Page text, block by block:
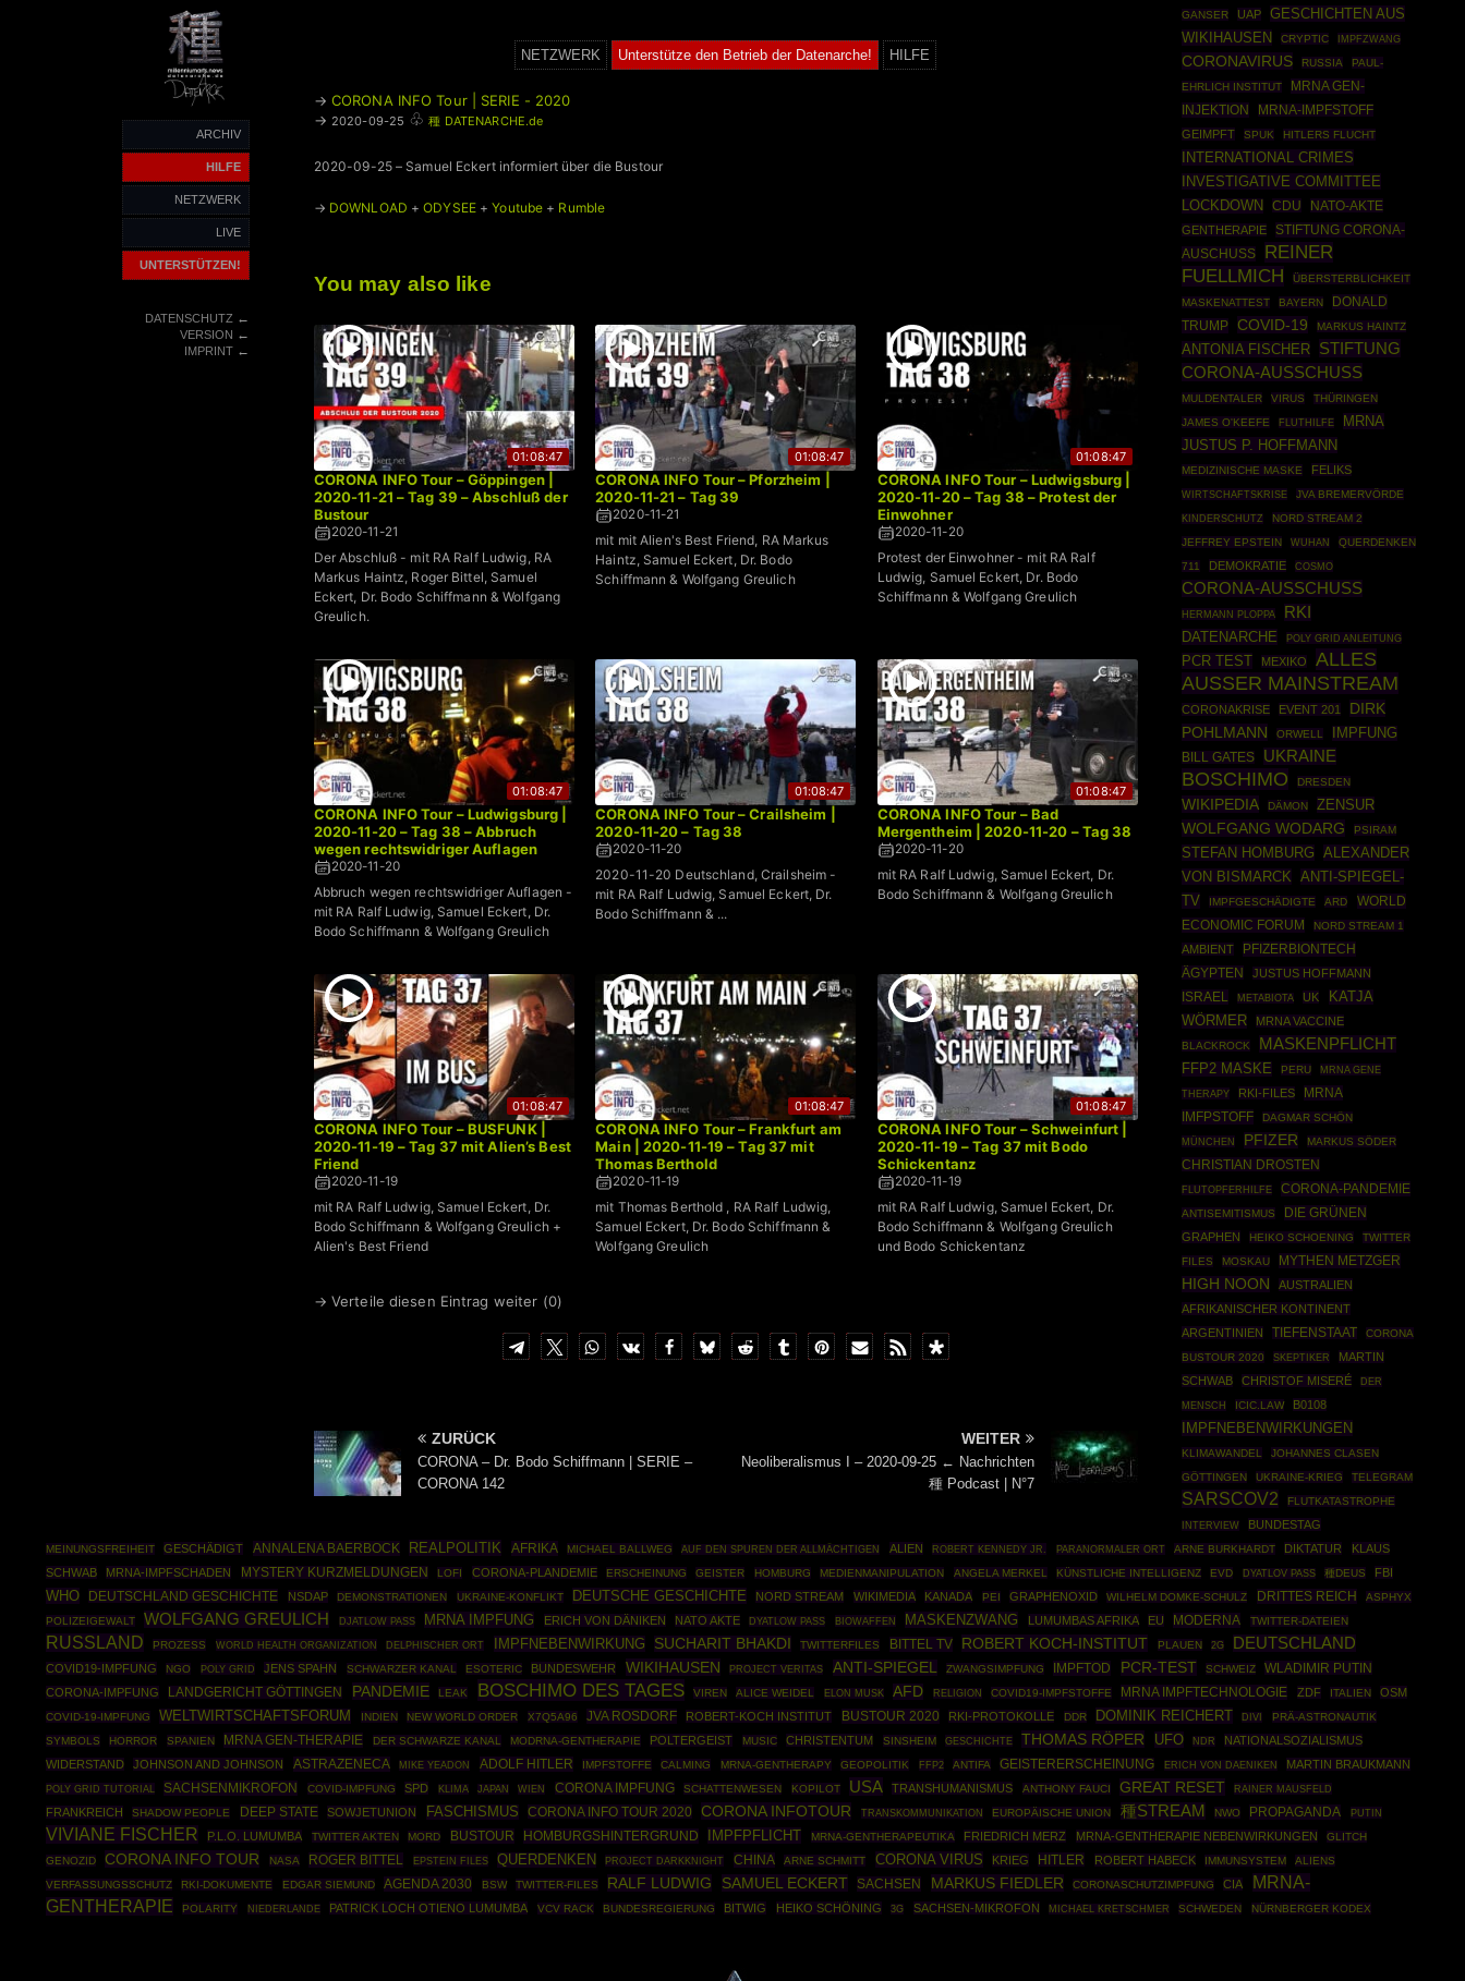
ARCHIV
HILFE
NETZWERK
LIVE
UNTERSTÜTZEN!
DATENSCHUTZ←
VERSION ←
IMPRINT←
NETZWERK Unterstütze den Betrieb der Datenarche! HILFE
→ CORONA INFO Tour | SERIE - 2020
→ 2020-09-25 ♧ 種 DATENARCHE.de
2020-09-25 – Samuel Eckert informiert über die Bustour
→ DOWNLOAD +ODYSEE+Youtube + Rumble
You may also like
01:08:47
CORONA INFO Tour – Göppingen |
2020-11-21 – Tag 39 – Abschluß der
Bustour
2020-11-21
Der Abschluß - mit RA Ralf Ludwig, RA
Markus Haintz, Roger Bittel, Samuel
Eckert, Dr. Bodo Schiffmann & Wolfgang
Greulich.
01:08:47
CORONA INFO Tour – Pforzheim |
2020-11-21 – Tag 39
2020-11-21
mit mit Alien's Best Friend, RA Markus
Haintz, Samuel Eckert, Dr. Bodo
Schiffmann & Wolfgang Greulich
01:08:47
CORONA INFO Tour – Ludwigsburg |
2020-11-20 – Tag 38 – Protest der
Einwohner
2020-11-20
Protest der Einwohner - mit RA Ralf
Ludwig, Samuel Eckert, Dr. Bodo
Schiffmann & Wolfgang Greulich
01:08:47
CORONA INFO Tour – Ludwigsburg |
2020-11-20 – Tag 38 – Abbruch
wegen rechtswidriger Auflagen
2020-11-20
Abbruch wegen rechtswidriger Auflagen -
mit RA Ralf Ludwig, Samuel Eckert, Dr.
Bodo Schiffmann & Wolfgang Greulich
01:08:47
CORONA INFO Tour – Crailsheim |
2020-11-20 – Tag 38
2020-11-20
2020-11-20 Deutschland, Crailsheim -
mit RA Ralf Ludwig, Samuel Eckert, Dr.
Bodo Schiffmann & ...
01:08:47
CORONA INFO Tour – Bad
Mergentheim | 2020-11-20 – Tag 38
2020-11-20
mit RA Ralf Ludwig, Samuel Eckert, Dr.
Bodo Schiffmann & Wolfgang Greulich
01:08:47
CORONA INFO Tour – BUSFUNK |
2020-11-19 – Tag 37 mit Alien’s Best
Friend
2020-11-19
mit RA Ralf Ludwig, Samuel Eckert, Dr.
Bodo Schiffmann & Wolfgang Greulich +
Alien's Best Friend
01:08:47
CORONA INFO Tour – Frankfurt am
Main | 2020-11-19 – Tag 37 mit
Thomas Berthold
2020-11-19
mit Thomas Berthold , RA Ralf Ludwig,
Samuel Eckert, Dr. Bodo Schiffmann &
Wolfgang Greulich
01:08:47
CORONA INFO Tour – Schweinfurt |
2020-11-19 – Tag 37 mit Bodo
Schickentanz
2020-11-19
mit RA Ralf Ludwig, Samuel Eckert, Dr.
Bodo Schiffmann & Wolfgang Greulich
und Bodo Schickentanz
→ Verteile diesen Eintrag weiter (0)
ZURÜCK
CORONA – Dr. Bodo Schiffmann | SERIE –
CORONA 142
WEITER
Neoliberalismus I – 2020-09-25 ← Nachrichten
種 Podcast | N°7
GANSER
UAP
GESCHICHTEN AUS
WIKIHAUSEN
CRYPTIC IMPFZWANG
CORONAVIRUS RUSSIA
PAUL-
EHRLICH INSTITUT
MRNA GEN-
INJEKTION
MRNA-IMPFSTOFF
GEIMPFT
SPUK HITLERS FLUCHT
INTERNATIONAL CRIMES
INVESTIGATIVE COMMITTEE
LOCKDOWN CDU NATO-AKTE
GENTHERAPIE
STIFTUNG CORONA-
AUSCHUSS
REINER
FUELLMICH
ÜBERSTERBLICHKEIT
MASKENATTEST
BAYERN
DONALD
TRUMP
COVID-19 MARKUS HAINTZ
ANTONIA FISCHER
STIFTUNG
CORONA-AUSSCHUSS
MULDENTALER VIRUS
THÜRINGEN
JAMES O'KEEFE
FLUTHILFE
MRNA
JUSTUS P. HOFFMANN
MEDIZINISCHE MASKE FELIKS
WIRTSCHAFTSKRISE JVA BREMERVÖRDE
KINDERSCHUTZ
NORD STREAM 2
JEFFREY EPSTEIN
WUHAN
QUERDENKEN
711
DEMOKRATIE COSMO
CORONA-AUSSCHUSS
HERMANN PLOPPA RKI
DATENARCHE POLY GRID ANLEITUNG
PCR TEST MEXIKO
ALLES
AUSSER MAINSTREAM
CORONAKRISE EVENT 201
DIRK
POHLMANN
ORWELL IMPFUNG
BILL GATES UKRAINE
BOSCHIMO DRESDEN
WIKIPEDIA DÄMON ZENSUR
WOLFGANG WODARG PSIRAM
STEFAN HOMBURG
ALEXANDER
VON BISMARCK
ANTI-SPIEGEL-
TV
IMPFGESCHÄDIGTE ARD
WORLD
ECONOMIC FORUM
NORD STREAM 1
AMBIENT PFIZERBIONTECH
ÄGYPTEN JUSTUS HOFFMANN
ISRAEL METABIOTA UK
KATJA
WÖRMER
MRNA VACCINE
BLACKROCK MASKENPFLICHT
FFP2 MASKE PERU
MRNA GENE
THERAPY
RKI-FILES
MRNA
IMFPSTOFF
DAGMAR SCHÖN
MÜNCHEN
PFIZER MARKUS SÖDER
CHRISTIAN DROSTEN
FLUTOPFERHILFE CORONA-PANDEMIE
ANTISEMITISMUS DIE GRÜNEN
GRAPHEN HEIKO SCHOENING
TWITTER
FILES
MOSKAU MYTHEN METZGER
HIGH NOON
AUSTRALIEN
AFRIKANISCHER KONTINENT
ARGENTINIEN
TIEFENSTAAT
CORONA
BUSTOUR 2020
SKEPTIKER
MARTIN
SCHWAB
CHRISTOF MISERÉ DER
MENSCH ICIC.LAW B0108
IMPFNEBENWIRKUNGEN
KLIMAWANDEL
JOHANNES CLASEN
GÖTTINGEN
UKRAINE-KRIEG TELEGRAM
SARSCOV2 FLUTKATASTROPHE
INTERVIEW BUNDESTAG
MEINUNGSFREIHEIT GESCHÄDIGT ANNALENA BAERBOCK REALPOLITIK AFRIKA MICHAEL BALLWEG AUF DEN SPUREN DER ALLMÄCHTIGEN ALIEN ROBERT KENNEDY JR. PARANORMALER ORT ARNE BURKHARDT DIKTATUR
KLAUS
SCHWAB
MRNA-IMPFSCHADEN MYSTERY KURZMELDUNGEN LOFI CORONA-PLANDEMIE ERSCHEINUNG GEISTER HOMBURG MEDIENMANIPULATION ANGELA MERKEL KÜNSTLICHE INTELLIGENZ EVD DYATLOV PASS 種DEUS FBI
WHO DEUTSCHLAND GESCHICHTE NSDAP DEMONSTRATIONEN UKRAINE-KONFLIKT DEUTSCHE GESCHICHTE NORD STREAM WIKIMEDIA KANADA PEI GRAPHENOXID WILHELM DOMKE-SCHULZ DRITTES REICH
ASPHYX
POLIZEIGEWALT
WOLFGANG GREULICH DJATLOW PASS MRNA IMPFUNG ERICH VON DÄNIKEN NATO AKTE DYATLOW PASS BIOWAFFEN MASKENZWANG LUMUMBAS AFRIKA EU MODERNA TWITTER-DATEIEN
RUSSLAND PROZESS WORLD HEALTH ORGANIZATION DELPHISCHER ORT IMPFNEBENWIRKUNG SUCHARIT BHAKDI TWITTERFILES BITTEL TV ROBERT KOCH-INSTITUT PLAUEN 2G DEUTSCHLAND
COVID19-IMPFUNG NGO POLY GRID JENS SPAHN SCHWARZER KANAL ESOTERIC BUNDESWEHR WIKIHAUSEN PROJECT VERITAS ANTI-SPIEGEL ZWANGSIMPFUNG IMPFTOD PCR-TEST SCHWEIZ WLADIMIR PUTIN
CORONA-IMPFUNG LANDGERICHT GÖTTINGEN PANDEMIE LEAK BOSCHIMO DES TAGES VIREN ALICE WEIDEL ELON MUSK AFD RELIGION COVID19-IMPFSTOFFE MRNA IMPFTECHNOLOGIE ZDF ITALIEN OSM
COVID-19-IMPFUNG WELTWIRTSCHAFTSFORUM INDIEN NEW WORLD ORDER X7Q5A96 JVA ROSDORF ROBERT-KOCH INSTITUT BUSTOUR 2020 RKI-PROTOKOLLE DDR DOMINIK REICHERT DIVI
PRÄ-ASTRONAUTIK
SYMBOLS
HORROR SPANIEN MRNA GEN-THERAPIE DER SCHWARZE KANAL MODRNA-GENTHERAPIE POLTERGEIST MUSIC CHRISTENTUM SINSHEIM GESCHICHTE THOMAS RÖPER UFO NDR
NATIONALSOZIALISMUS
WIDERSTAND
JOHNSON AND JOHNSON ASTRAZENECA MIKE YEADON ADOLF HITLER IMPFSTOFFE CALMING MRNA-GENTHERAPY GEOPOLITIK FFP2 ANTIFA GEISTERERSCHEINUNG ERICH VON DAENIKEN MARTIN BRAUKMANN
POLY GRID TUTORIAL SACHSENMIKROFON COVID-IMPFUNG SPD KLIMA JAPAN WIEN CORONA IMPFUNG SCHATTENWESEN KOPILOT USA TRANSHUMANISMUS ANTHONY FAUCI GREAT RESET RAINER MAUSFELD
FRANKREICH SHADOW PEOPLE DEEP STATE SOWJETUNION FASCHISMUS CORONA INFO TOUR 2020 CORONA INFOTOUR TRANSKOMMUNIKATION EUROPÄISCHE UNION 種STREAM NWO PROPAGANDA PUTIN
VIVIANE FISCHER P.L.O. LUMUMBA TWITTER AKTEN MORD BUSTOUR HOMBURGSHINTERGRUND IMPFPFLICHT MRNA-GENTHERAPEUTIKA FRIEDRICH MERZ MRNA-GENTHERAPIE NEBENWIRKUNGEN
GLITCH
GENOZID
CORONA INFO TOUR NASA ROGER BITTEL EPSTEIN FILES QUERDENKEN PROJECT DARKKNIGHT CHINA ARNE SCHMITT CORONA VIRUS KRIEG HITLER ROBERT HABECK IMMUNSYSTEM
ALIENS
VERFASSUNGSSCHUTZ
RKI-DOKUMENTE EDGAR SIEMUND AGENDA 2030 BSW TWITTER-FILES RALF LUDWIG SAMUEL ECKERT SACHSEN MARKUS FIEDLER CORONASCHUTZIMPFUNG CIA
MRNA-
GENTHERAPIE
POLARITY NIEDERLANDE PATRICK LOCH OTIENO LUMUMBA VCV RACK BUNDESREGIERUNG BITWIG HEIKO SCHÖNING 3G SACHSEN-MIKROFON MICHAEL KRETSCHMER SCHWEDEN NÜRNBERGER KODEX